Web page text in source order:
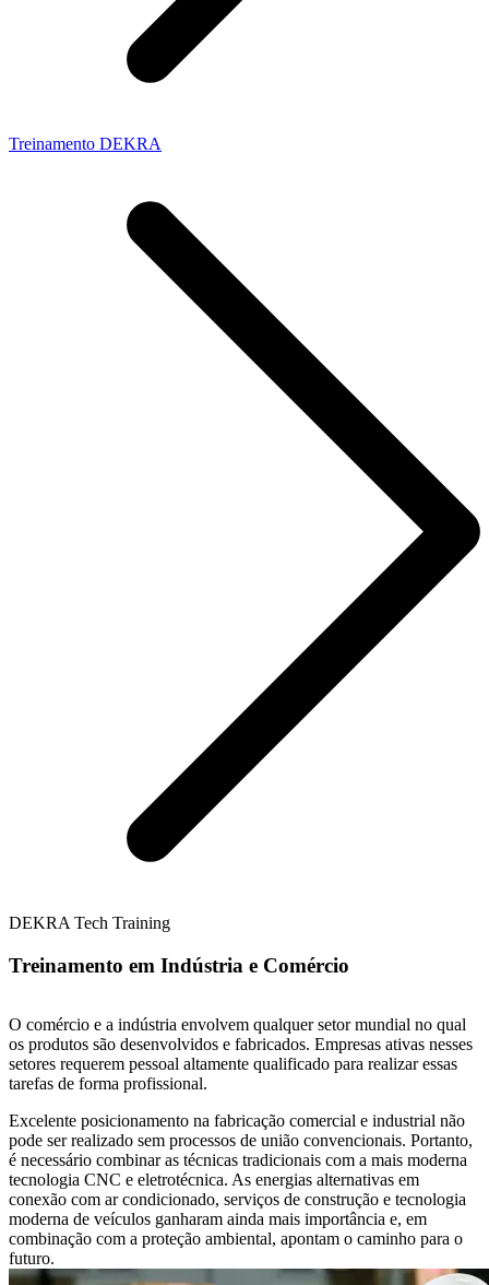
Treinamento DEKRA
DEKRA Tech Training
Treinamento em Indústria e Comércio
O comércio e a indústria envolvem qualquer setor mundial no qual
os produtos são desenvolvidos e fabricados. Empresas ativas nesses
setores requerem pessoal altamente qualificado para realizar essas
tarefas de forma profissional.
Excelente posicionamento na fabricação comercial e industrial não
pode ser realizado sem processos de união convencionais. Portanto,
é necessário combinar as técnicas tradicionais com a mais moderna
tecnologia CNC e eletrotécnica. As energias alternativas em
conexão com ar condicionado, serviços de construção e tecnologia
moderna de veículos ganharam ainda mais importância e, em
combinação com a proteção ambiental, apontam o caminho para o
futuro.